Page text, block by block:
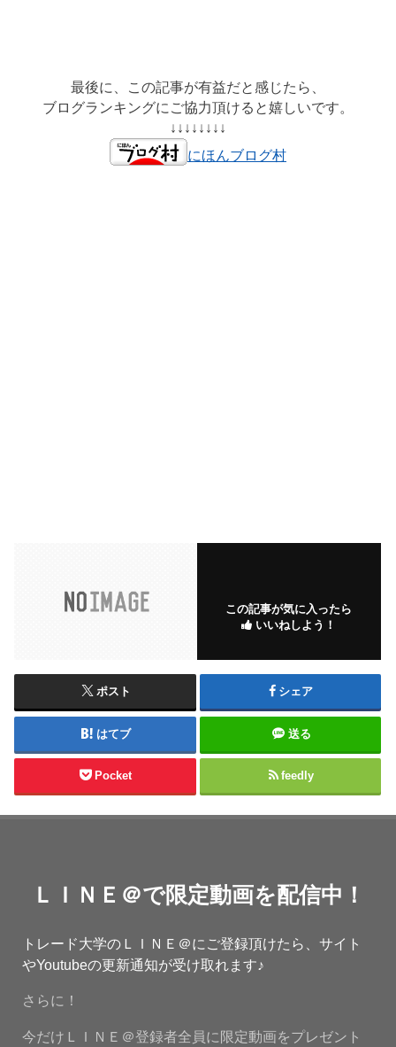
最後に、この記事が有益だと感じたら、
ブログランキングにご協力頂けると嬉しいです。
↓↓↓↓↓↓↓↓
にほんブログ村
この記事が気に入ったら
いいねしよう！
ポスト シェア
はてブ 送る
Pocket feedly
ＬＩＮＥ＠で限定動画を配信中！
トレード大学のＬＩＮＥ＠にご登録頂けたら、サイト
やYoutubeの更新通知が受け取れます♪
さらに！
今だけＬＩＮＥ＠登録者全員に限定動画をプレゼント